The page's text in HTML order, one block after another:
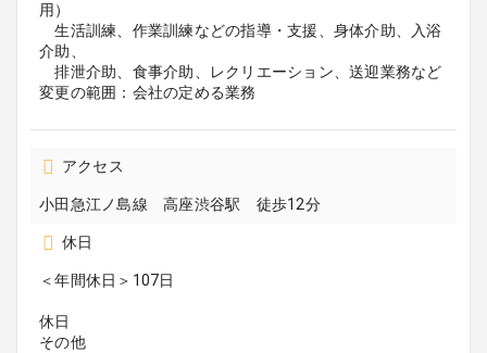
用）
生活訓練、作業訓練などの指導・支援、身体介助、入浴
介助、
排泄介助、食事介助、レクリエーション、送迎業務など
変更の範囲：会社の定める業務
アクセス
小田急江ノ島線 高座渋谷駅 徒歩12分
休日
＜年間休日＞107日
休日
その他